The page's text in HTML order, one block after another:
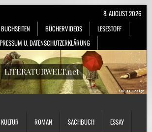
BÜCHERVIDEOS
LESESTOFF
U. DATENSCHUTZERKLÄRUNG
8. AUGUST 2026
LITERATURWELT.net
KULTUR ROMAN SACHBUCH ESSAY